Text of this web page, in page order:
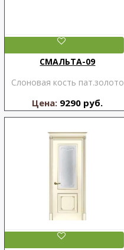
СМАЛЬТА-09
Слоновая кость пат.золото
Цена: 9290 руб.